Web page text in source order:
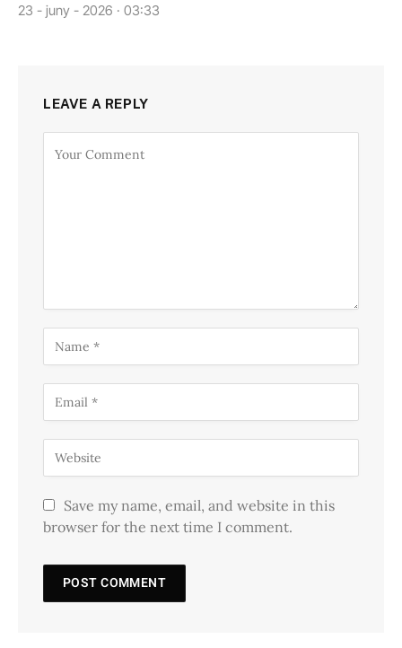
23 - juny - 2026 · 03:33
LEAVE A REPLY
Save my name, email, and website in this
browser for the next time I comment.